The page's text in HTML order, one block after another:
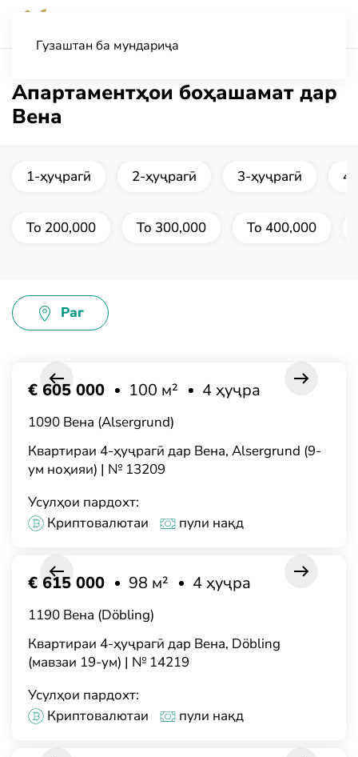
Гузаштан ба мундариҷа
Апартаментҳои боҳашамат дар
Вена
1-ҳуҷрагӣ 2-ҳуҷрагӣ 3-ҳуҷрагӣ 4-
То 200,000 То 300,000 То 400,000
Раг
Квартираи 4-ҳуҷрагӣ дар Вена, Alsergrund (9-
ум ноҳияи) | № 13209
€ 605 000 100 м² 4 ҳуҷра
1090 Вена (Alsergrund)
Усулҳои пардохт:
Криптовалютаи
пули нақд
Квартираи 4-ҳуҷрагӣ дар Вена, Döbling
(мавзаи 19-ум) | № 14219
€ 615 000 98 м² 4 ҳуҷра
1190 Вена (Döbling)
Усулҳои пардохт:
Криптовалютаи
пули нақд